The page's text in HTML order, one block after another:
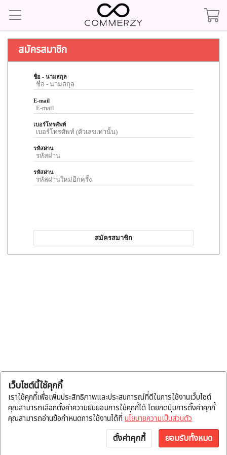
แจ้งโอน บัญชี พูดคุย
เว็บไซต์นี้ใช้คุกกี้
เราใช้คุกกี้เพื่อเพิ่มประสิทธิภาพและประสบการณ์ที่ดีในการใช้งานเว็บไซต์
คุณสามารถเลือกตั้งค่าความยินยอมการใช้คุกกี้ได้ โดยกดปุ่มการตั้งค่าคุกกี้
คุณสามารถอ่านข้อกำหนดการใช้งานได้ที่ นโยบายความเป็นส่วนตัว
ตั้งค่าคุกกี้ ยอมรับทั้งหมด
สมัครสมาชิก
ชื่อ - นามสกุล
E-mail
เบอร์โทรศัพท์
รหัสผ่าน
รหัสผ่าน
สมัครสมาชิก